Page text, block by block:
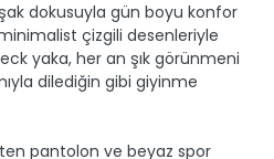
dokusuyla gün boyu konfor
çizgili desenleriyle
yaka, her an şık görünmeni
dilediğin gibi giyinme
pantolon ve beyaz spor